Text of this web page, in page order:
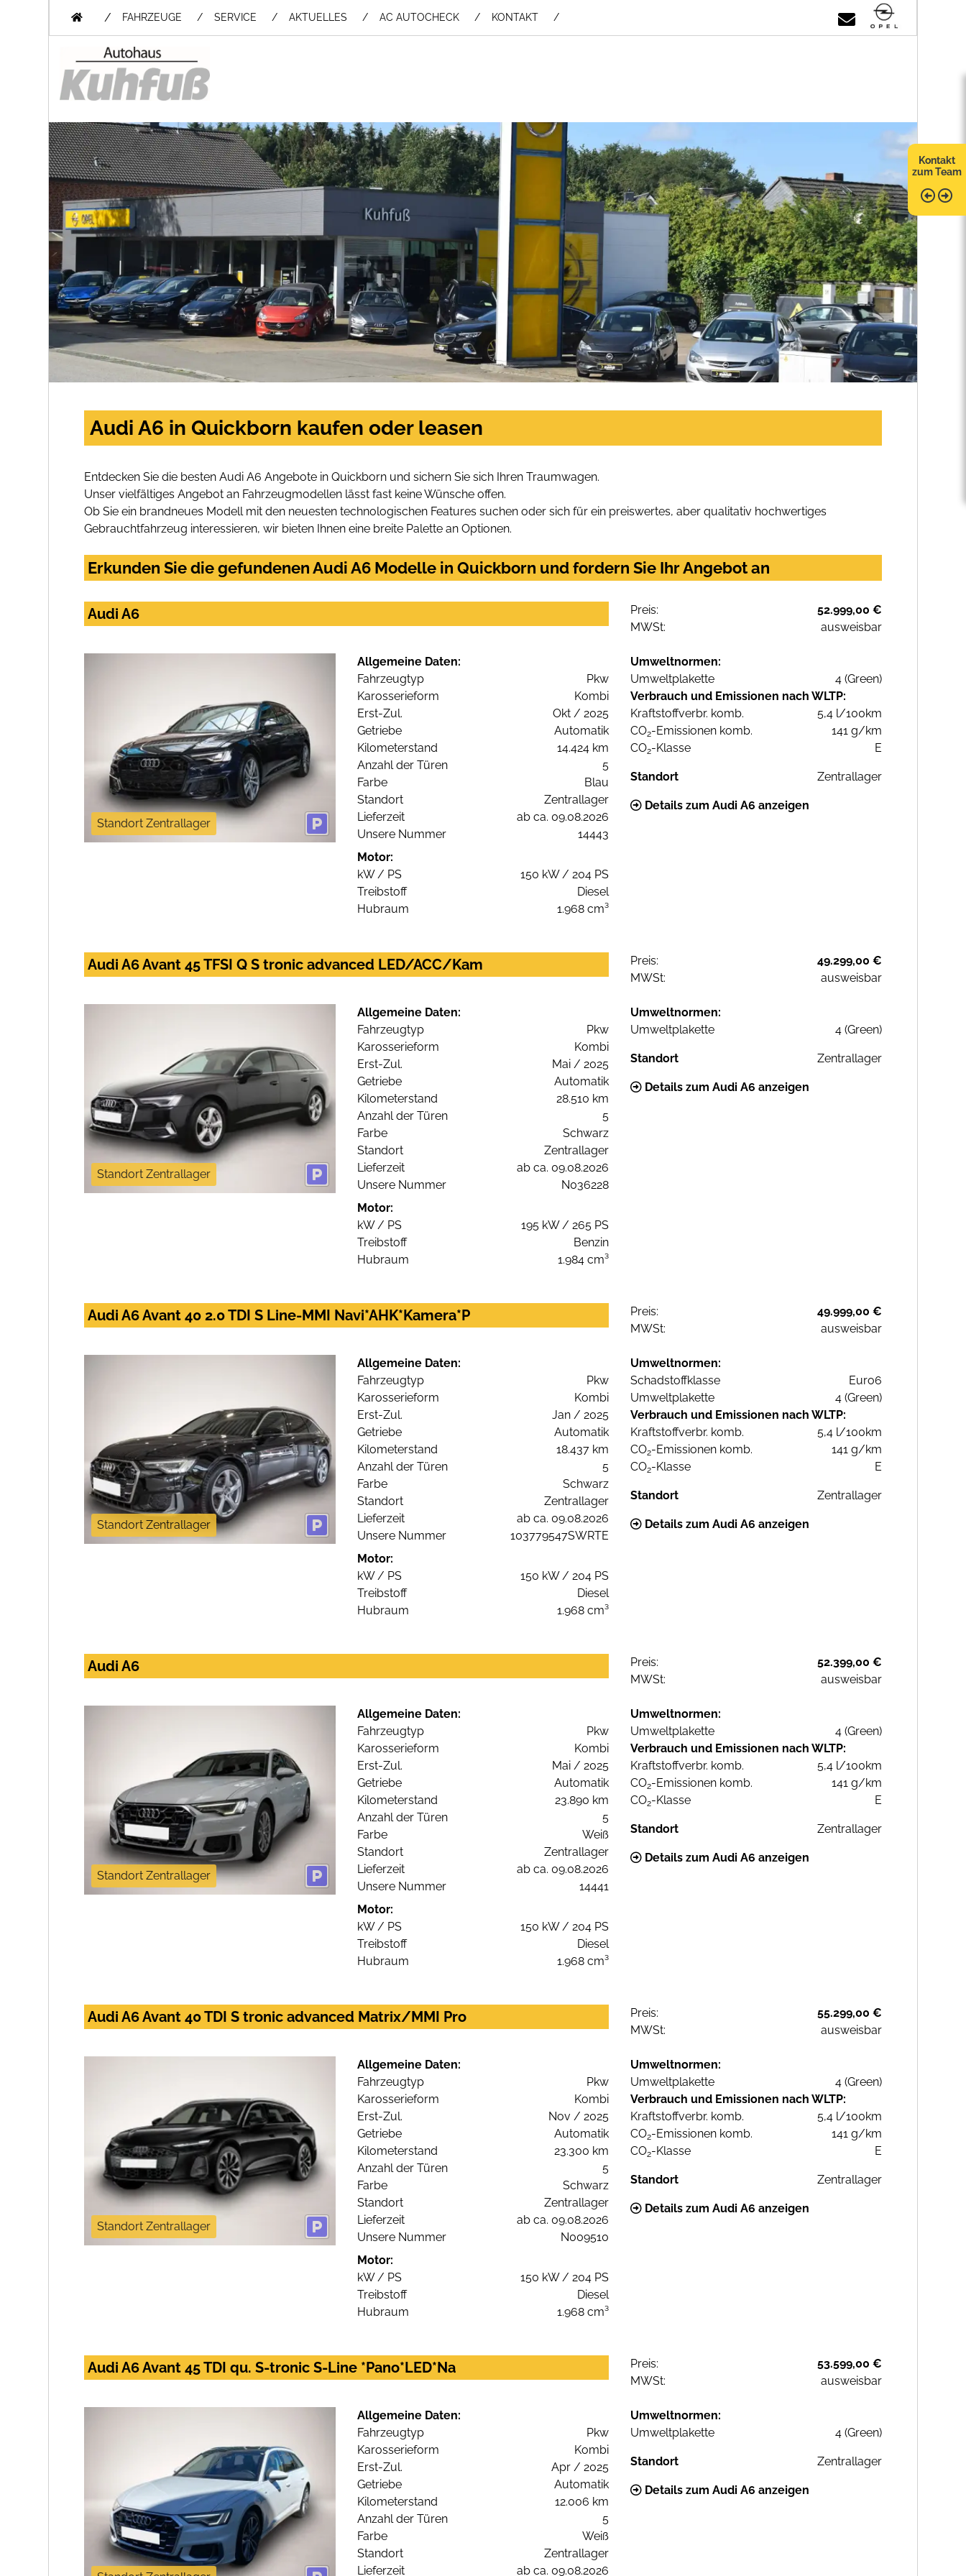
/ FAHRZEUGE SERVICE AKTUELLES AC AUTOCHECK KONTAKT
Kontakt
zum Team
Audi A6 in Quickborn kaufen oder leasen
Entdecken Sie die besten Audi A6 Angebote in Quickborn und sichern Sie sich Ihren Traumwagen.
Unser vielfältiges Angebot an Fahrzeugmodellen lässt fast keine Wünsche offen.
Ob Sie ein brandneues Modell mit den neuesten technologischen Features suchen oder sich für ein preiswertes, aber qualitativ hochwertiges
Gebrauchtfahrzeug interessieren, wir bieten Ihnen eine breite Palette an Optionen.
Erkunden Sie die gefundenen Audi A6 Modelle in Quickborn und fordern Sie Ihr Angebot an
Audi A6 Preis:
52.999,00 €
MWSt:
ausweisbar
Standort Zentrallager
Allgemeine Daten:
Fahrzeugtyp
Pkw
Karosserieform
Kombi
Erst-Zul.
Okt / 2025
Getriebe
Automatik
Kilometerstand
14.424 km
Anzahl der Türen
5
Farbe
Blau
Standort
Zentrallager
Lieferzeit
ab ca. 09.08.2026
Unsere Nummer
14443
Motor:
kW / PS
150 kW / 204 PS
Treibstoff
Diesel
Hubraum
1.968 cm³
Umweltnormen:
Umweltplakette
4 (Green)
Verbrauch und Emissionen nach WLTP:
Kraftstoffverbr. komb.
5,4 l/100km
CO2-Emissionen komb.
141 g/km
CO2-Klasse E
Standort Zentrallager
Details zum Audi A6 anzeigen
Audi A6 Avant 45 TFSI Q S tronic advanced LED/ACC/Kam Preis:
49.299,00 €
MWSt:
ausweisbar
Standort Zentrallager
Allgemeine Daten:
Fahrzeugtyp
Pkw
Karosserieform
Kombi
Erst-Zul.
Mai / 2025
Getriebe
Automatik
Kilometerstand
28.510 km
Anzahl der Türen
5
Farbe
Schwarz
Standort
Zentrallager
Lieferzeit
ab ca. 09.08.2026
Unsere Nummer
N036228
Motor:
kW / PS
195 kW / 265 PS
Treibstoff
Benzin
Hubraum
1.984 cm³
Umweltnormen:
Umweltplakette
4 (Green)
Standort Zentrallager
Details zum Audi A6 anzeigen
Audi A6 Avant 40 2.0 TDI S Line-MMI Navi*AHK*Kamera*P Preis:
49.999,00 €
MWSt:
ausweisbar
Standort Zentrallager
Allgemeine Daten:
Fahrzeugtyp
Pkw
Karosserieform
Kombi
Erst-Zul.
Jan / 2025
Getriebe
Automatik
Kilometerstand
18.437 km
Anzahl der Türen
5
Farbe
Schwarz
Standort
Zentrallager
Lieferzeit
ab ca. 09.08.2026
Unsere Nummer
103779547SWRTE
Motor:
kW / PS
150 kW / 204 PS
Treibstoff
Diesel
Hubraum
1.968 cm³
Umweltnormen:
Schadstoffklasse
Euro6
Umweltplakette
4 (Green)
Verbrauch und Emissionen nach WLTP:
Kraftstoffverbr. komb.
5,4 l/100km
CO2-Emissionen komb.
141 g/km
CO2-Klasse E
Standort Zentrallager
Details zum Audi A6 anzeigen
Audi A6 Preis:
52.399,00 €
MWSt:
ausweisbar
Standort Zentrallager
Allgemeine Daten:
Fahrzeugtyp
Pkw
Karosserieform
Kombi
Erst-Zul.
Mai / 2025
Getriebe
Automatik
Kilometerstand
23.890 km
Anzahl der Türen
5
Farbe
Weiß
Standort
Zentrallager
Lieferzeit
ab ca. 09.08.2026
Unsere Nummer
14441
Motor:
kW / PS
150 kW / 204 PS
Treibstoff
Diesel
Hubraum
1.968 cm³
Umweltnormen:
Umweltplakette
4 (Green)
Verbrauch und Emissionen nach WLTP:
Kraftstoffverbr. komb.
5,4 l/100km
CO2-Emissionen komb.
141 g/km
CO2-Klasse E
Standort Zentrallager
Details zum Audi A6 anzeigen
Audi A6 Avant 40 TDI S tronic advanced Matrix/MMI Pro Preis:
55.299,00 €
MWSt:
ausweisbar
Standort Zentrallager
Allgemeine Daten:
Fahrzeugtyp
Pkw
Karosserieform
Kombi
Erst-Zul.
Nov / 2025
Getriebe
Automatik
Kilometerstand
23.300 km
Anzahl der Türen
5
Farbe
Schwarz
Standort
Zentrallager
Lieferzeit
ab ca. 09.08.2026
Unsere Nummer
N009510
Motor:
kW / PS
150 kW / 204 PS
Treibstoff
Diesel
Hubraum
1.968 cm³
Umweltnormen:
Umweltplakette
4 (Green)
Verbrauch und Emissionen nach WLTP:
Kraftstoffverbr. komb.
5,4 l/100km
CO2-Emissionen komb.
141 g/km
CO2-Klasse E
Standort Zentrallager
Details zum Audi A6 anzeigen
Audi A6 Avant 45 TDI qu. S-tronic S-Line *Pano*LED*Na Preis:
53.599,00 €
MWSt:
ausweisbar
Allgemeine Daten:
Fahrzeugtyp
Pkw
Karosserieform
Kombi
Erst-Zul.
Apr / 2025
Getriebe
Automatik
Kilometerstand
12.006 km
Anzahl der Türen
5
Farbe
Weiß
Standort
Zentrallager
Lieferzeit
ab ca. 09.08.2026
Umweltnormen:
Umweltplakette
4 (Green)
Standort Zentrallager
Details zum Audi A6 anzeigen